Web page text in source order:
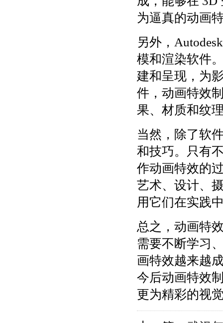
为逼真的动画
另外，
模和渲染软件
建和呈现，为
件，动画特效
果、材质和纹
当然，除了软
和技巧。只有
作动画特效的
艺术、设计、
用它们在实践
总之，动画特
需要不断学习
画特效越来越
今后动画特效
更为精彩的视